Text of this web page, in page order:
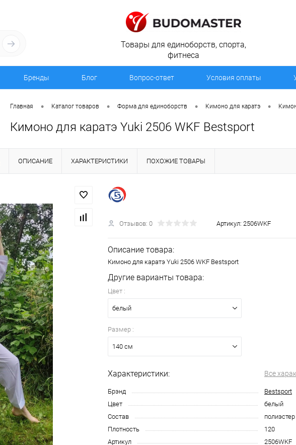
Товары для единоборств, спорта,
фитнеса
Бренды Блог Вопрос-ответ Условия оплаты
Главная • Каталог товаров • Форма для единоборств • Кимоно для каратэ •
Кимоно для каратэ Yuki 2506 WKF Bestsport
ОПИСАНИЕ ХАРАКТЕРИСТИКИ ПОХОЖИЕ ТОВАРЫ
Отзывов: 0 Артикул: 2506WKF
Описание товара:
Кимоно для каратэ Yuki 2506 WKF Bestsport
Другие варианты товара:
Цвет :
белый
Размер :
140 см
Характеристики: Все
Брэнд
Bestsport
Цвет
белый
Состав
полиэстер
Плотность
120
Артикул
2506WKF